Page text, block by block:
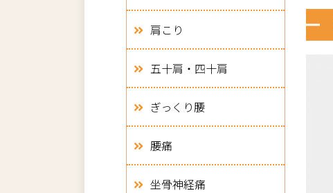
肩こり
五十肩・四十肩
ぎっくり腰
腰痛
坐骨神経痛